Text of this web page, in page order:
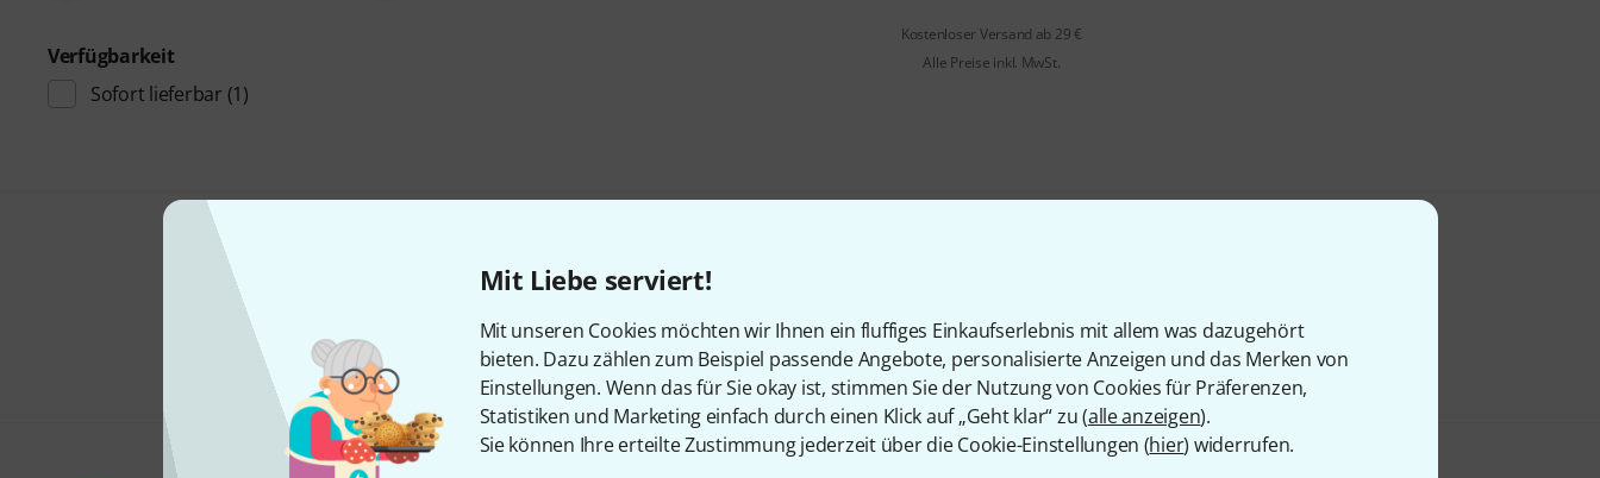
Mit Liebe serviert!
Mit unseren Cookies möchten wir Ihnen ein fluffiges Einkaufserlebnis mit allem was dazugehört
bieten. Dazu zählen zum Beispiel passende Angebote, personalisierte Anzeigen und das Merken von
Einstellungen. Wenn das für Sie okay ist, stimmen Sie der Nutzung von Cookies für Präferenzen,
Statistiken und Marketing einfach durch einen Klick auf „Geht klar“ zu (alle anzeigen).
Sie können Ihre erteilte Zustimmung jederzeit über die Cookie-Einstellungen (hier) widerrufen.
Verfügbarkeit
Sofort lieferbar (1)
Kostenloser Versand ab 29 €
Alle Preise inkl. MwSt.
Teilen Hilfe & Feedback